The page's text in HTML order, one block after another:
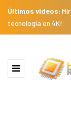
Últimos videos:
tecnología en 4K!